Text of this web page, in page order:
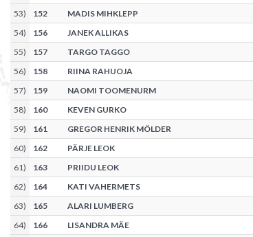
53) 152 MADIS MIHKLEPP
54) 156 JANEK ALLIKAS
55) 157 TARGO TAGGO
56) 158 RIINA RAHUOJA
57) 159 NAOMI TOOMENURM
58) 160 KEVEN GURKO
59) 161 GREGOR HENRIK MÖLDER
60) 162 PÄRJE LEOK
61) 163 PRIIDU LEOK
62) 164 KATI VAHERMETS
63) 165 ALARI LUMBERG
64) 166 LISANDRA MÄE